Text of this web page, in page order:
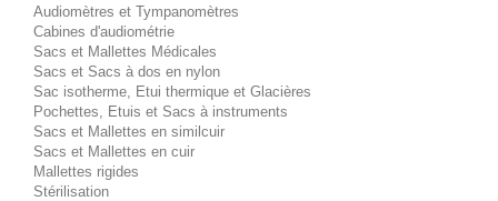
Audiomètres et Tympanomètres
Cabines d'audiométrie
Sacs et Mallettes Médicales
Sacs et Sacs à dos en nylon
Sac isotherme, Etui thermique et Glacières
Pochettes, Etuis et Sacs à instruments
Sacs et Mallettes en similcuir
Sacs et Mallettes en cuir
Mallettes rigides
Stérilisation